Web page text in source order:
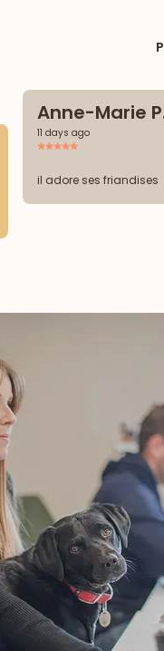
Anne-Marie
11 days ago
il adore ses friandises